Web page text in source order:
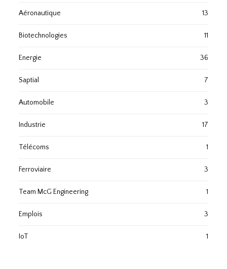
Aéronautique 13
Biotechnologies 11
Energie 36
Saptial 7
Automobile 3
Industrie 17
Télécoms 1
Ferroviaire 3
Team McG Engineering 1
Emplois 3
IoT 1